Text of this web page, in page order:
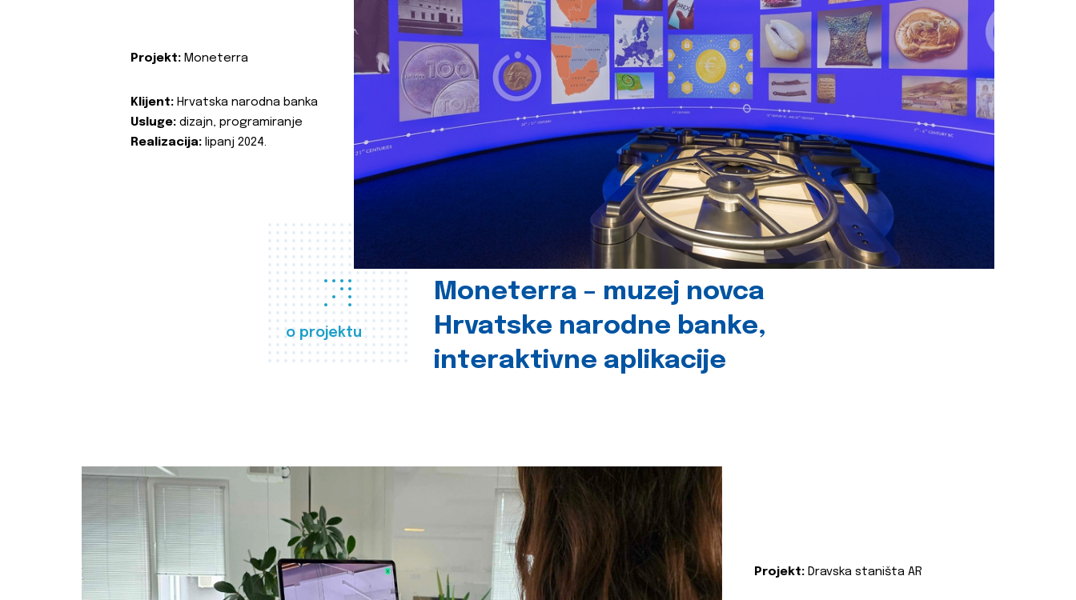
o projektu
Moneterra – muzej novca
Hrvatske narodne banke,
interaktivne aplikacije
Projekt: Moneterra
Klijent: Hrvatska narodna banka
Usluge: dizajn, programiranje
Realizacija: lipanj 2024.
Projekt: Dravska staništa AR